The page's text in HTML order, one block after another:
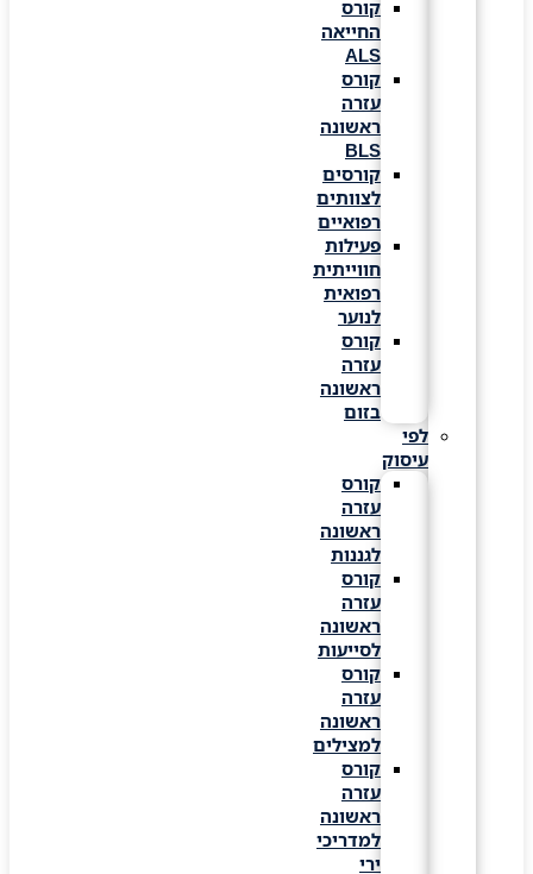
קורס
החייאה
קורס
עזרה
ראשונה
קורסים
לצוותים
רפואיים
פעילות
חווייתית
רפואית
לנוער
קורס
עזרה
ראשונה
לפי
עיסוק
קורס
עזרה
ראשונה
לגננות
קורס
עזרה
ראשונה
לסייעות
קורס
עזרה
ראשונה
למצילים
קורס
עזרה
ראשונה
למדריכי